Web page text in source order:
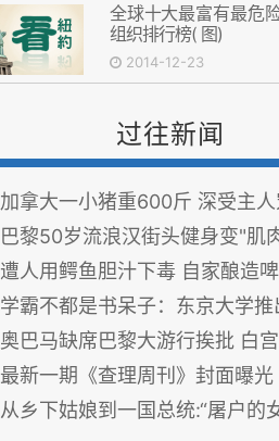
全球十大最富有最危
组织排行榜( 图)
2014-12-23
过往新闻
加拿大一小猪重600斤 深受主人
巴黎50岁流浪汉街头健身变"肌肉型
遭人用鳄鱼胆汁下毒 自家酿造啤酒喝死72
学霸不都是书呆子：东京大学推出《东大美女
奥巴马缺席巴黎大游行挨批 白宫“承认错误” 克里
最新一期《查理周刊》封面曝光 作者因迟
从乡下姑娘到一国总统:“屠户的女儿”当选克罗地